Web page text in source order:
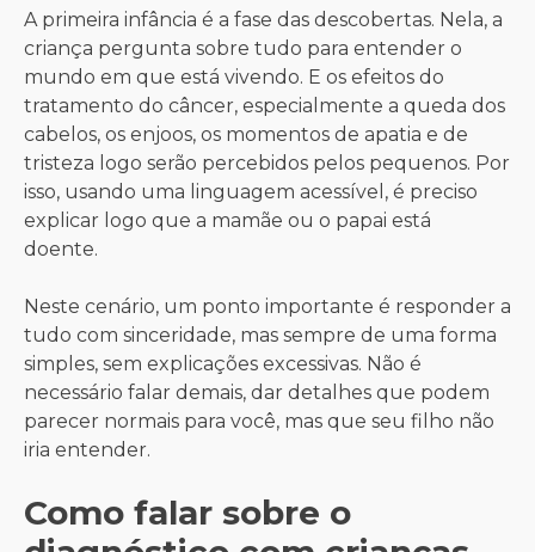
A primeira infância é a fase das descobertas. Nela, a
criança pergunta sobre tudo para entender o
mundo em que está vivendo. E os efeitos do
tratamento do câncer, especialmente a queda dos
cabelos, os enjoos, os momentos de apatia e de
tristeza logo serão percebidos pelos pequenos. Por
isso, usando uma linguagem acessível, é preciso
explicar logo que a mamãe ou o papai está
doente.
Neste cenário, um ponto importante é responder a
tudo com sinceridade, mas sempre de uma forma
simples, sem explicações excessivas. Não é
necessário falar demais, dar detalhes que podem
parecer normais para você, mas que seu filho não
iria entender.
Como falar sobre o